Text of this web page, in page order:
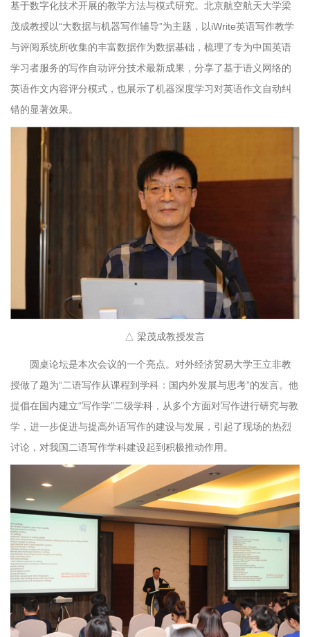
基于数字化技术开展的教学方法与模式研究。北京航空航天大学梁
茂成教授以“大数据与机器写作辅导”为主题，以iWrite英语写作教学
与评阅系统所收集的丰富数据作为数据基础，梳理了专为中国英语
学习者服务的写作自动评分技术最新成果，分享了基于语义网络的
英语作文内容评分模式，也展示了机器深度学习对英语作文自动纠
错的显著效果。
△ 梁茂成教授发言
圆桌论坛是本次会议的一个亮点。对外经济贸易大学王立非教
授做了题为“二语写作从课程到学科：国内外发展与思考”的发言。他
提倡在国内建立“写作学”二级学科，从多个方面对写作进行研究与教
学，进一步促进与提高外语写作的建设与发展，引起了现场的热烈
讨论，对我国二语写作学科建设起到积极推动作用。